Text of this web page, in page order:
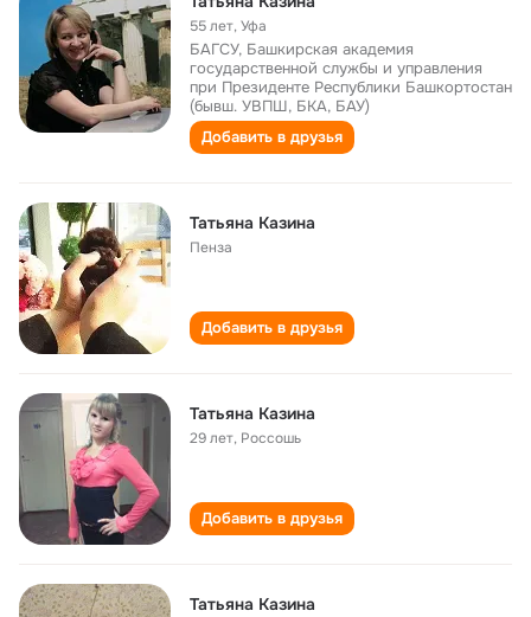
55 лет,Уфа
БАГСУ, Башкирская академия
государственной службы и управления
при Президенте Республики Башкортостан
(бывш. УВПШ, БКА, БАУ)
Добавить в друзья
Татьяна Казина
Пенза
Добавить в друзья
Татьяна Казина
29 лет, Россошь
Добавить в друзья
Татьяна Казина